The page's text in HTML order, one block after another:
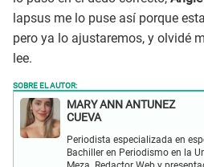
lapsus me lo puse así porque
pero ya lo ajustaremos, y olvidé
lee.
SOBRE EL AUTOR:
MARY ANN ANTUNEZ
CUEVA
Periodista especializada en
Bachiller en Periodismo en la